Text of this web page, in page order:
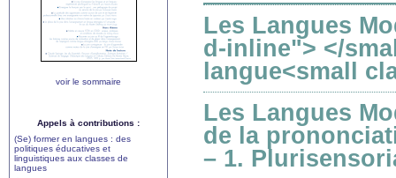
Les Langues
d-inline"> </
langue<small
Les Langues
de la
– 1.
voir le sommaire
Appels à contributions :
(Se) former en langues : des
politiques éducatives et
linguistiques aux classes de
langues